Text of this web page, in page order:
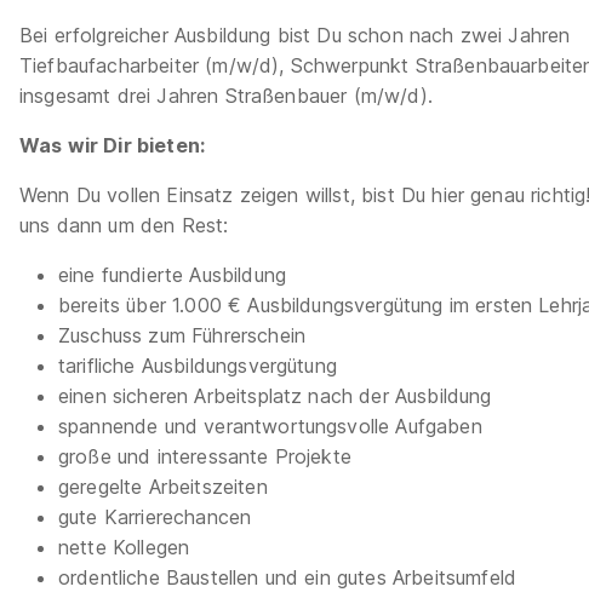
Bei erfolgreicher Ausbildung bist Du schon nach zwei Jahren
Tiefbaufacharbeiter (m/w/d), Schwerpunkt
insgesamt drei Jahren Straßenbauer (m/w/d).
Was wir Dir bieten:
Wenn Du vollen Einsatz zeigen willst, bist Du hier genau
uns dann um den Rest:
eine fundierte Ausbildung
bereits über 1.000 € Ausbildungsvergütung im ersten
Zuschuss zum Führerschein
tarifliche Ausbildungsvergütung
einen sicheren Arbeitsplatz nach der Ausbildung
spannende und verantwortungsvolle Aufgaben
große und interessante Projekte
geregelte Arbeitszeiten
gute Karrierechancen
nette Kollegen
ordentliche Baustellen und ein gutes Arbeitsumfeld